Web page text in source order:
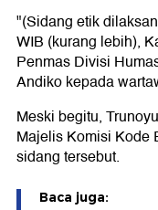
"(Sidang etik
WIB (kurang lebih),
Penmas Divisi
Andiko kepada
Meski begitu,
Majelis Komisi Kode
sidang tersebut.
Baca juga: